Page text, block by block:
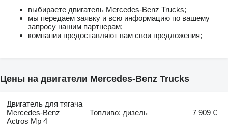
выбираете двигатель Mercedes-Benz Trucks;
мы передаем заявку и всю информацию по вашему
запросу нашим партнерам;
компании предоставляют вам свои предложения;
Цены на двигатели Mercedes-Benz Trucks
Двигатель для тягача
Mercedes-Benz
Actros Mp 4
Топливо: дизель 7 909 €